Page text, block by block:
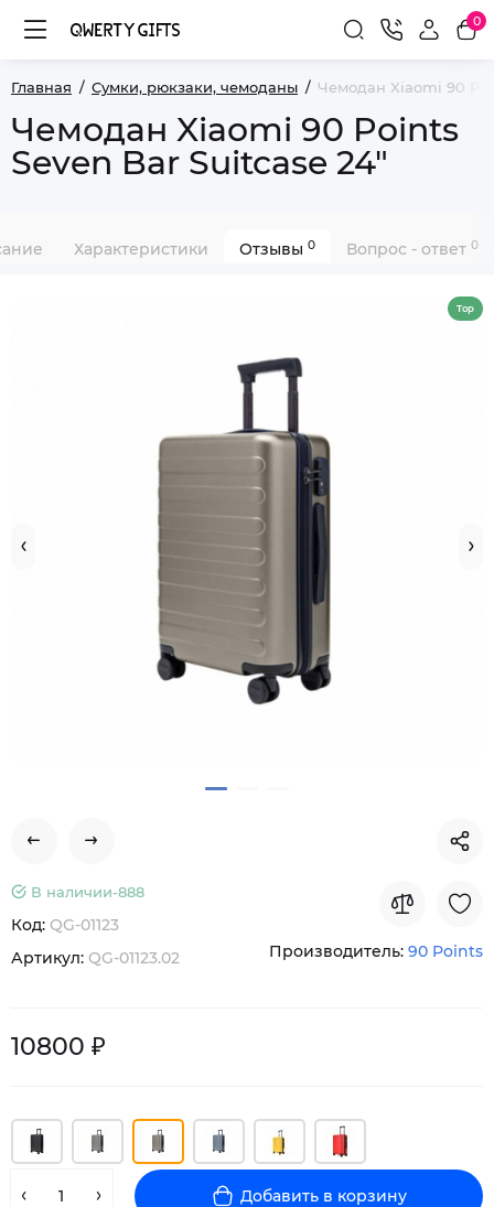
0
Главная Сумки, рюкзаки, чемоданы Чемодан Xiaomi 90
Чемодан Xiaomi 90 Points
Seven Bar Suitcase 24"
Характеристики Отзывы 0 Вопрос - ответ 0
Top
В наличии-888
Код: QG-01123
Артикул: QG-01123.02 Производитель: 90 Points
10800 ₽
Добавить в корзину